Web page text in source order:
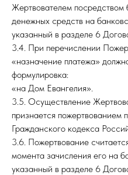
Жертвователем посредством
денежных средств на
указанный в разделе 6
3.4. При перечислении
«назначение платежа»
формулировка:
«на Дом Евангелия».
3.5. Осуществление
признается пожертвованием
Гражданского кодекса
3.6. Пожертвование
момента зачисления его на
указанный в разделе 6